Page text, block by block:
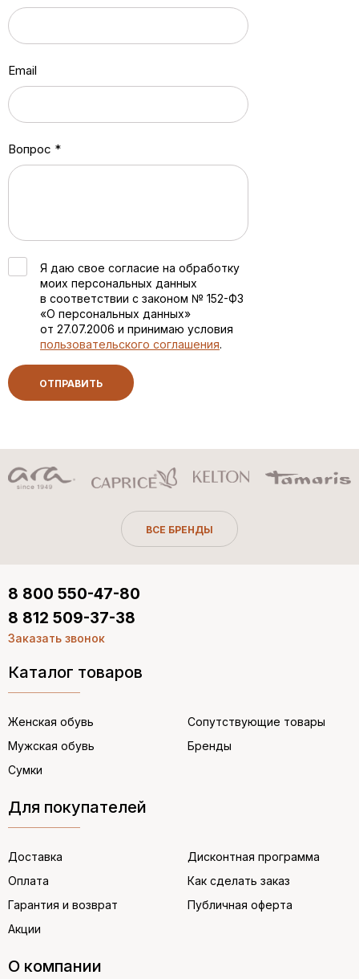
Email
Вопрос *
Я даю свое согласие на обработку
моих персональных данных
в соответствии с законом № 152-ФЗ
«О персональных данных»
от 27.07.2006 и принимаю условия
пользовательского соглашения.
ОТПРАВИТЬ
ВСЕ БРЕНДЫ
Каталог товаров
Женская обувь
Мужская обувь
Сумки
Сопутствующие товары
Бренды
Для покупателей
Доставка
Оплата
Гарантия и возврат
Акции
Дисконтная программа
Как сделать заказ
Публичная оферта
О компании
8 800 550-47-80
8 812 509-37-38
Заказать звонок